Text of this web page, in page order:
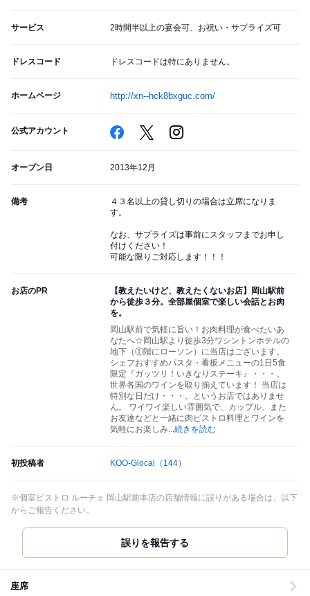
サービス 2時間半以上の宴会可、お祝い・サプライズ可
ドレスコード ドレスコードは特にありません。
ホームページ http://xn--hck8bxguc.com/
公式アカウント
オープン日 2013年12月
備考
４３名以上の貸し切りの場合は立席になりま
す。
なお、サプライズは事前にスタッフまでお申し
付けください！
可能な限りご対応します！！！
お店のPR
【教えたいけど、教えたくないお店】岡山駅前
から徒歩３分。全部屋個室で楽しい会話とお肉
を。
岡山駅前で気軽に旨い！お肉料理が食べたいあ
なたへ☆岡山駅より徒歩3分ワシントンホテルの
地下（①階にローソン）に当店はございます。
シェフおすすめパスタ・看板メニューの1日5食
限定『ガッツリ！いきなりステーキ』・・・。
世界各国のワインを取り揃えています！ 当店は
特別な日だけ・・・。というお店ではありませ
ん。 ワイワイ楽しい雰囲気で、カップル、また
お友達などと一緒に肉ビストロ料理とワインを
気軽にお楽しみ...続きを読む
初投稿者 KOO-Glocal （144）
※個室ビストロ ルーチェ 岡山駅前本店の店舗情報に誤りがある場合は、以下
からご報告ください。
誤りを報告する
座席